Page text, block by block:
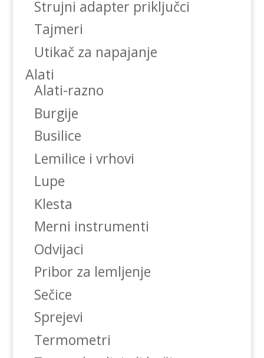
Strujni adapter priključci
Tajmeri
Utikač za napajanje
Alati
Alati-razno
Burgije
Busilice
Lemilice i vrhovi
Lupe
Klesta
Merni instrumenti
Odvijaci
Pribor za lemljenje
Sečice
Sprejevi
Termometri